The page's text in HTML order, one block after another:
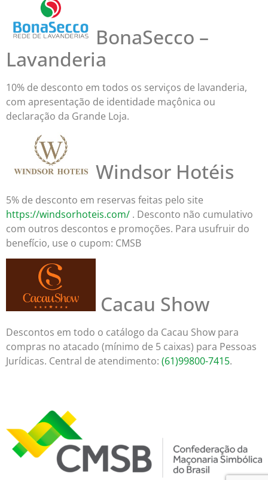
BonaSecco –
Lavanderia
10% de desconto em todos os serviços de lavanderia,
com apresentação de identidade maçônica ou
declaração da Grande Loja.
Windsor Hotéis
5% de desconto em reservas feitas pelo site
https://windsorhoteis.com/ . Desconto não cumulativo
com outros descontos e promoções. Para usufruir do
benefício, use o cupom: CMSB
Cacau Show
Descontos em todo o catálogo da Cacau Show para
compras no atacado (mínimo de 5 caixas) para Pessoas
Jurídicas. Central de atendimento: (61)99800-7415.